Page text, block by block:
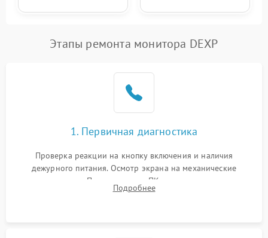
Этапы ремонта монитора DEXP
1. Первичная диагностика
Проверка реакции на кнопку включения и наличия
дежурного питания. Осмотр экрана на механические
повреждения. Подключение к ПК для оценки вывода
изображения, работы подсветки и выявления артефактов на
Подробнее